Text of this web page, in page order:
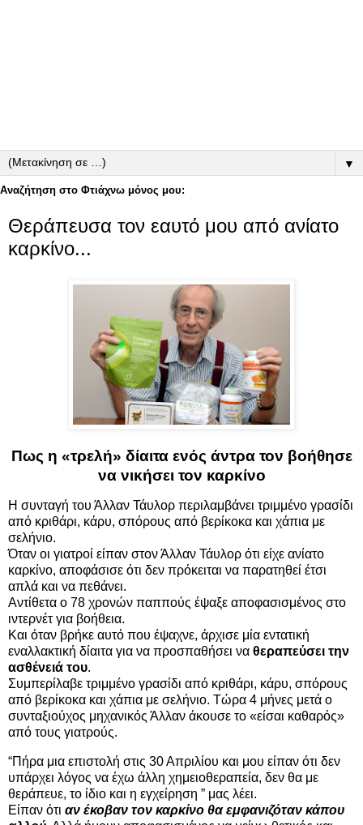
▼
Αναζήτηση στο Φτιάχνω μόνος μου:
Θεράπευσα τον εαυτό μου από ανίατο
καρκίνο...
Πως η «τρελή» δίαιτα ενός άντρα τον βοήθησε
να νικήσει τον καρκίνο
Η συνταγή του Άλλαν Τάυλορ περιλαμβάνει τριμμένο γρασίδι
από κριθάρι, κάρυ, σπόρους από βερίκοκα και χάπια με
σελήνιο.
Όταν οι γιατροί είπαν στον Άλλαν Τάυλορ ότι είχε ανίατο
καρκίνο, αποφάσισε ότι δεν πρόκειται να παρατηθεί έτσι
απλά και να πεθάνει.
Αντίθετα ο 78 χρονών παππούς έψαξε αποφασισμένος στο
ιντερνέτ για βοήθεια.
Και όταν βρήκε αυτό που έψαχνε, άρχισε μία εντατική
εναλλακτική δίαιτα για να προσπαθήσει να θεραπεύσει την
ασθένειά του.
Συμπερίλαβε τριμμένο γρασίδι από κριθάρι, κάρυ, σπόρους
από βερίκοκα και χάπια με σελήνιο. Τώρα 4 μήνες μετά ο
συνταξιούχος μηχανικός Άλλαν άκουσε το «είσαι καθαρός»
από τους γιατρούς.
“Πήρα μια επιστολή στις 30 Απριλίου και μου είπαν ότι δεν
υπάρχει λόγος να έχω άλλη χημειοθεραπεία, δεν θα με
θεράπευε, το ίδιο και η εγχείρηση ” μας λέει.
Είπαν ότι αν έκοβαν τον καρκίνο θα εμφανιζόταν κάπου